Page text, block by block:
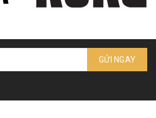
GỬI NGAY